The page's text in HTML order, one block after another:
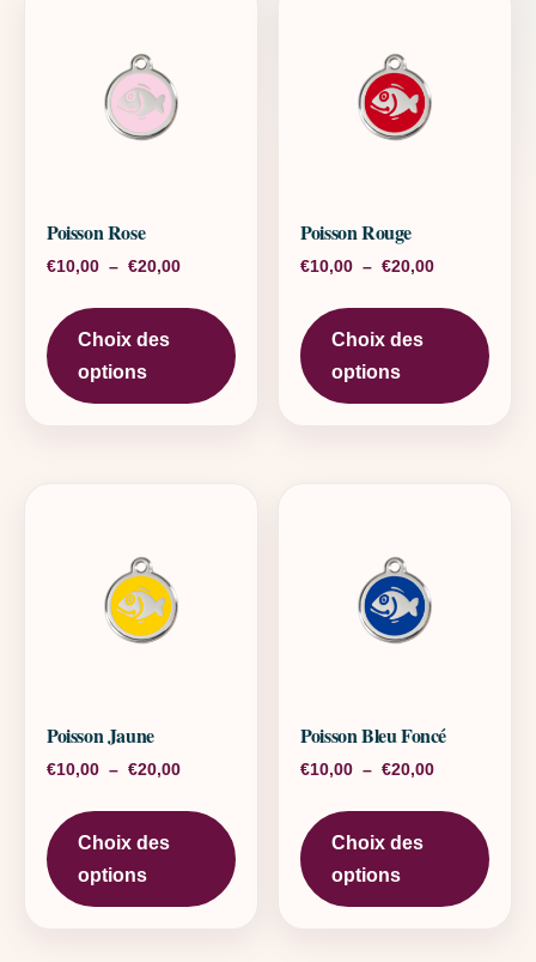
Poisson Rose
€10,00 – €20,00Plage de prix : €10,00 à €20,00
Choix des
options
Ce produit a plusieurs variations.
Poisson Rouge
€10,00 – €20,00Plage de
Choix des
options
Poisson Jaune
€10,00 – €20,00Plage de prix : €10,00 à €20,00
Choix des
options
Ce produit a plusieurs variations.
Poisson Bleu Foncé
€10,00 – €20,00Plage de
Choix des
options